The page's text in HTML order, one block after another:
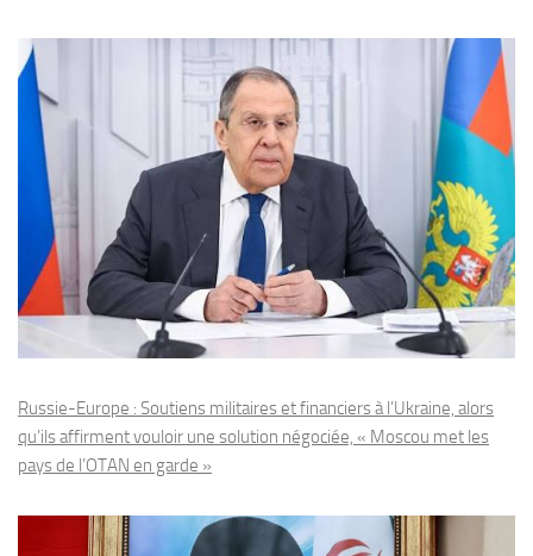
Russie-Europe : Soutiens militaires et financiers à l’Ukraine, alors
qu’ils affirment vouloir une solution négociée, « Moscou met les
pays de l’OTAN en garde »